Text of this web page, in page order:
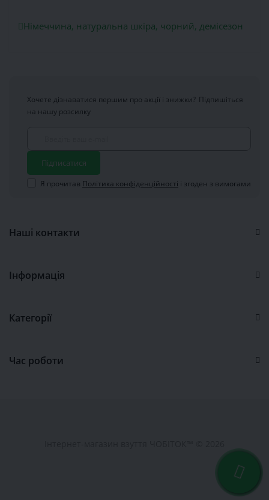
Німеччина, натуральна шкіра, чорний, демісезон
Хочете дізнаватися першим про акції і знижки? Підпишіться
на нашу розсилку
Підписатися
Я прочитав Політика конфіденційності і згоден з вимогами
Наші контакти
Інформація
Категорії
Час роботи